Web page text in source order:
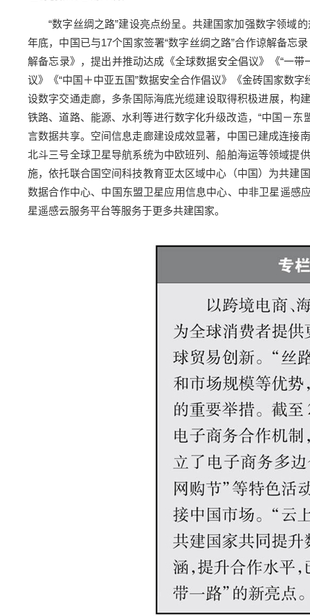
“数字丝绸之路”建设亮点纷呈。共建国家加强数字领域
年底，中国已与17个国家签署“数字丝绸之路”合作谅解备忘
解备忘录》，提出并推动达成《全球数据安全倡议》《“一
议》《“中国＋中亚五国”数据安全合作倡议》《金砖国家数
设数字交通走廊，多条国际海底光缆建设取得积极进展，构
铁路、道路、能源、水利等进行数字化升级改造，“中国－东
言数据共享。空间信息走廊建设成效显著，中国已建成连接
北斗三号全球卫星导航系统为中欧班列、船舶海运等领域提
施，依托联合国空间科技教育亚太区域中心（中国）为共建
数据合作中心、中国东盟卫星应用信息中心、中非卫星遥感
星遥感云服务平台等服务于更多共建国家。